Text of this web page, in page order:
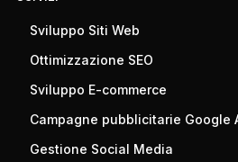
Sviluppo Siti Web
Ottimizzazione SEO
Sviluppo E-commerce
Campagne pubblicitarie Google
Gestione Social Media